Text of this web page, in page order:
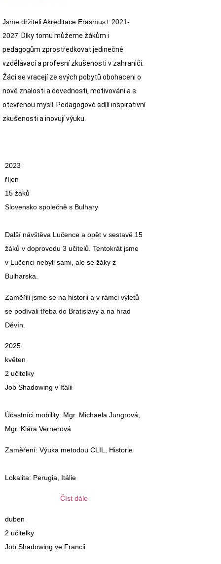
Jsme držiteli Akreditace Erasmus+ 2021-
2027 . Díky tomu můžeme žákům i
pedagogům zprostředkovat jedinečné
vzdělávací a profesní zkušenosti v zahraničí.
Žáci se vracejí ze svých pobytů obohaceni o
nové znalosti a dovednosti, motivováni a s
otevřenou myslí. Pedagogové sdílí inspirativní
zkušenosti a inovují výuku.
2023
říjen
15 žáků
Slovensko společně s Bulhary
Další návštěva Lučence a opět v sestavě 15
žáků v doprovodu 3 učitelů. Tentokrát jsme
v Lučenci nebyli sami, ale se žáky z
Bulharska.
Zaměřili jsme se na historii a v rámci výletů
se podívali třeba do Bratislavy a na hrad
Děvín.
2025
květen
2 učitelky
Job Shadowing v Itálii
Účastníci mobility: Mgr. Michaela Jungrová,
Mgr. Klára Vernerová
Zaměření: Výuka metodou CLIL, Historie
Lokalita: Perugia, Itálie
Číst dále
duben
2 učitelky
Job Shadowing ve Francii